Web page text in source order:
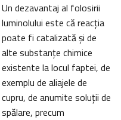
Un dezavantaj al folosirii
luminolului este că reacţia
poate fi catalizată şi de
alte substanţe chimice
existente la locul faptei, de
exemplu de aliajele de
cupru, de anumite soluţii de
spălare, precum